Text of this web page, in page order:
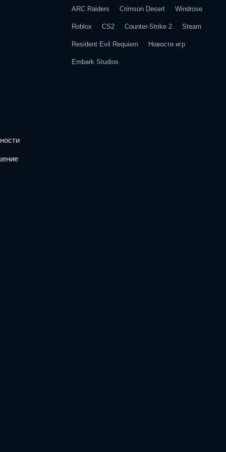
ARC Raiders Crimson Desert Windrose
Roblox CS2 Counter-Strike 2 Steam
Resident Evil Requiem Новости игр
Embark Studios